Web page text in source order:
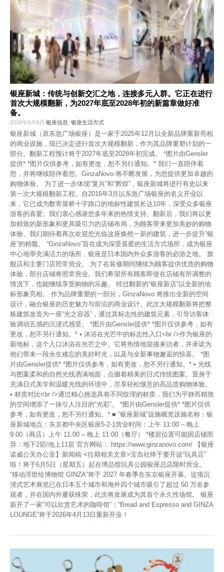
银座新城：传统与创新交汇之地，连接多元人群。它正在进行
首次大规模翻新，为2027年底至2028年初的新篇章做好准
备。
2026年6月8日 银座信息 银座生活方式
银座新城（原东急广场银座）是一家于2025年12月以全新品牌重新亮相
的商业设施，现已决定进行首次大规模翻新，作为其品牌重塑计划的一
部分。翻新工程预计将于2027年底至2028年初完成。 *图片由Gensler
提供* *图片仅供参考，如有更改，恕不另行通知。* 我们一直陪伴着
您，并将继续陪伴着您。GinzaNovo 将不断发展，为您提供更加卓越的
购物体验。 为了进一步体现“复兴”和“辉煌”，银座新城将进行有史以来
第一次大规模翻新工程。自2016年3月以东急广场银座的名义开业以
来，它已成为数寄屋桥十字路口的地标性建筑长达10年，深受众多银座
游客的喜爱。我们衷心感谢您多年来的热情支持。翻新后，我们将以更
加精致的新形象和更具吸引力的店铺布局，为顾客带来更加美妙的购物
体验。我们期待着再次欢迎您光临这座焕然一新的建筑，进一步提升“银
座”的精髓。 “GinzaNovo”旨在成为深受喜爱的生活方式场所，成为银座
中心地带充满活力的场所，银座是日本国内外众多游客的必游之地。 旗
舰店和主要门店照常营业。 为了在装修期间继续为顾客提供优质的购物
体验，部分店铺将照常营业。我们希望所有顾客即使在店铺有所调整的
情况下，也能继续享受购物的乐趣。 经过翻新的“银座新店”以全新的地
标形象亮相。 作为品牌重塑的一部分，GinzaNovo 将推出全新的空间
设计，融合银座的历史魅力与前沿的商业设计。此次大规模翻新将把整
栋建筑改造为一座“光之容器”，通过其标志性的建筑元素，引导访客体
验调动五感的沉浸式感受。 *图片由Gensler提供* *图片仅供参考，如有
更改，恕不另行通知。* • 沐浴在光芒中的标志性入口<br />作为银座的
新地标，这个入口沐浴在光芒之中。它将热情地迎接来访者，并承诺为
他们带来一段永生难忘的美好时光，以及与全新事物邂逅的惊喜。 *图
片由Gensler提供* *图片仅供参考，如有更改，恕不另行通知。* • 光线
与图案柔和的自然光线洒满地面，点缀着精美的日式传统图案。置身于
充满日式美学和温暖光线的环境中，尽享轻松惬意的高品质购物体验。
• 材质对比<br />通过精心挑选具有不同纹理的材质，我们为平静而精致
的空间增添了一抹引人注目的“光彩”。 *图片由Gensler提供* *图片仅供
参考，如有更改，恕不另行通知。* ■ “银座新城”设施概览设施名称：银
座新城地点：东京都中央区银座5-2-1营业时间：上午 11:00 – 晚上
9:00（商店）上午 11:00 – 晚上 11:00（餐厅） *楼层位置可能因店铺而
异：地下2层/地上11层 官方网站： https://www.ginzanovo.com/ 【银座
诺威公关办公室】新闻稿 <往期相关文章>宝岛社终于要开设“玩具店”
啦！将于6月5日（星期五）起在博品馆玩具公园银座总店限时营业。
“移动浮世绘博物馆 GINZA”将于 2027 年春季在东京银座开幕。这项沉
浸式艺术展览已在日本五个城市和海外四个城市吸引了超过 50 万名参
观者，并在国内外屡获殊荣，此次将发展成为其首个永久性场馆。 银座
新开了一家“可以欣赏艺术的咖啡馆”：“Bread and Espresso and GINZA
LOUNGE”将于2026年4月13日重新开业！